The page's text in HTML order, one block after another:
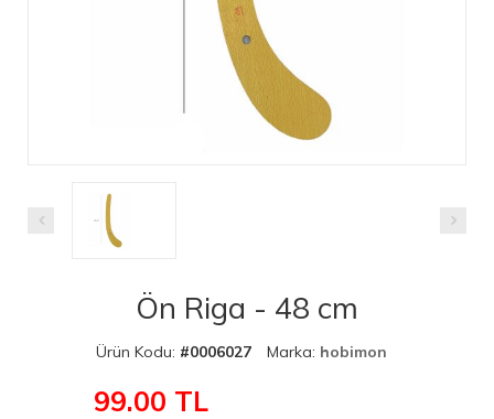
Ön Riga - 48 cm
Ürün Kodu: #0006027 Marka: hobimon
99.00 TL